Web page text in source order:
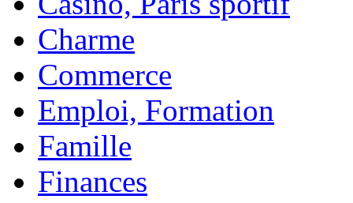
Charme
Commerce
Emploi, Formation
Famille
Finances